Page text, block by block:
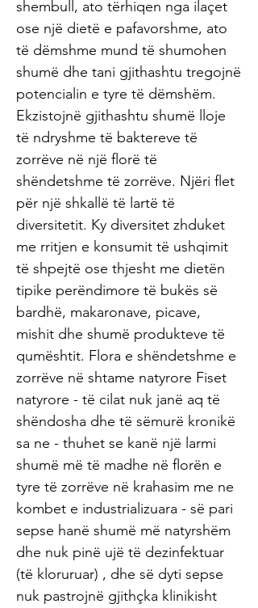
shembull, ato tërhiqen nga ilaçet
ose një dietë e pafavorshme, ato
të dëmshme mund të shumohen
shumë dhe tani gjithashtu tregojnë
potencialin e tyre të dëmshëm.
Ekzistojnë gjithashtu shumë lloje
të ndryshme të baktereve të
zorrëve në një florë të
shëndetshme të zorrëve. Njëri flet
për një shkallë të lartë të
diversitetit. Ky diversitet zhduket
me rritjen e konsumit të ushqimit
të shpejtë ose thjesht me dietën
tipike perëndimore të bukës së
bardhë, makaronave, picave,
mishit dhe shumë produkteve të
qumështit. Flora e shëndetshme e
zorrëve në shtame natyrore Fiset
natyrore - të cilat nuk janë aq të
shëndosha dhe të sëmurë kronikë
sa ne - thuhet se kanë një larmi
shumë më të madhe në florën e
tyre të zorrëve në krahasim me ne
kombet e industrializuara - së pari
sepse hanë shumë më natyrshëm
dhe nuk pinë ujë të dezinfektuar
(të kloruruar) , dhe së dyti sepse
nuk pastrojnë gjithçka klinikisht